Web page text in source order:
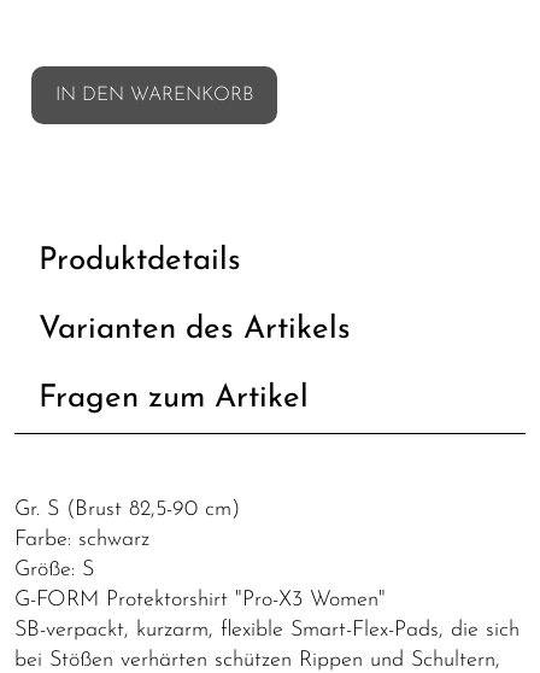
IN DEN WARENKORB
Produktdetails
Varianten des Artikels
Fragen zum Artikel
Gr. S (Brust 82,5-90 cm)
Farbe: schwarz
Größe: S
G-FORM Protektorshirt "Pro-X3 Women"
SB-verpackt, kurzarm, flexible Smart-Flex-Pads, die sich
bei Stößen verhärten schützen Rippen und Schultern,